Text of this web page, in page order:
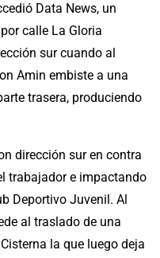
Data News, un
calle La Gloria
sur cuando al
Amin embiste a una
trasera, produciendo
dirección sur en contra
trabajador e impactando
Deportivo Juvenil. Al
al traslado de una
la que luego deja